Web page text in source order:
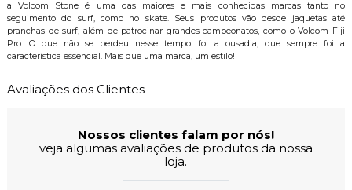
a Volcom Stone é uma das maiores e mais conhecidas marcas tanto no
seguimento do surf, como no skate. Seus produtos vão desde jaquetas até
pranchas de surf, além de patrocinar grandes campeonatos, como o Volcom Fiji
Pro. O que não se perdeu nesse tempo foi a ousadia, que sempre foi a
característica essencial. Mais que uma marca, um estilo!
Avaliações dos Clientes
Nossos clientes falam por nós!
veja algumas avaliações de produtos da nossa
loja.